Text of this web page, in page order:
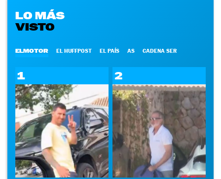
LO MÁS
VISTO
ELMOTOR EL HUFFPOST EL PAÍS AS CADENA SER
1 2